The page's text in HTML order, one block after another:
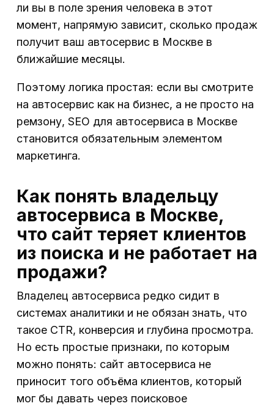
ли вы в поле зрения человека в этот
момент, напрямую зависит, сколько продаж
получит ваш автосервис в Москве в
ближайшие месяцы.
Поэтому логика простая: если вы смотрите
на автосервис как на бизнес, а не просто на
ремзону, SEO для автосервиса в Москве
становится обязательным элементом
маркетинга.
Как понять владельцу
автосервиса в Москве,
что сайт теряет клиентов
из поиска и не работает на
продажи?
Владелец автосервиса редко сидит в
системах аналитики и не обязан знать, что
такое CTR, конверсия и глубина просмотра.
Но есть простые признаки, по которым
можно понять: сайт автосервиса не
приносит того объёма клиентов, который
мог бы давать через поисковое